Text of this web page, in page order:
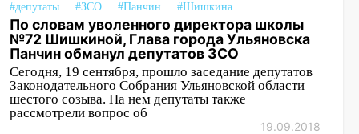
#депутаты
#ЗСО #Панчин #Шишкина
По словам уволенного директора школы
№72 Шишкиной, Глава города Ульяновска
Панчин обманул депутатов ЗСО
Сегодня, 19 сентября, прошло заседание депутатов
Законодательного Собрания Ульяновской области
шестого созыва. На нем депутаты также
рассмотрели вопрос об
19.09.2018